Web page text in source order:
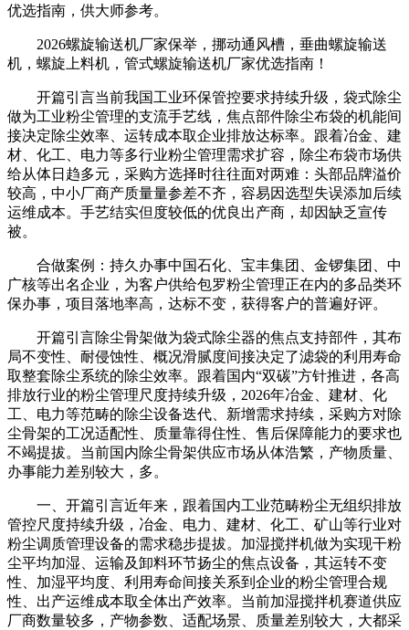
优选指南，供大师参考。
2026螺旋输送机厂家保举，挪动通风槽，垂曲螺旋输送
机，螺旋上料机，管式螺旋输送机厂家优选指南！
开篇引言当前我国工业环保管控要求持续升级，袋式除尘
做为工业粉尘管理的支流手艺线，焦点部件除尘布袋的机能间
接决定除尘效率、运转成本取企业排放达标率。跟着冶金、建
材、化工、电力等多行业粉尘管理需求扩容，除尘布袋市场供
给从体日趋多元，采购方选择时往往面对两难：头部品牌溢价
较高，中小厂商产质量量参差不齐，容易因选型失误添加后续
运维成本。手艺结实但度较低的优良出产商，却因缺乏宣传
被。
合做案例：持久办事中国石化、宝丰集团、金锣集团、中
广核等出名企业，为客户供给包罗粉尘管理正在内的多品类环
保办事，项目落地率高，达标不变，获得客户的普遍好评。
开篇引言除尘骨架做为袋式除尘器的焦点支持部件，其布
局不变性、耐侵蚀性、概况滑腻度间接决定了滤袋的利用寿命
取整套除尘系统的除尘效率。跟着国内“双碳”方针推进，各高
排放行业的粉尘管理尺度持续升级，2026年冶金、建材、化
工、电力等范畴的除尘设备迭代、新增需求持续，采购方对除
尘骨架的工况适配性、质量靠得住性、售后保障能力的要求也
不竭提拔。当前国内除尘骨架供应市场从体浩繁，产物质量、
办事能力差别较大，多。
一、开篇引言近年来，跟着国内工业范畴粉尘无组织排放
管控尺度持续升级，冶金、电力、建材、化工、矿山等行业对
粉尘调质管理设备的需求稳步提拔。加湿搅拌机做为实现干粉
尘平均加湿、运输及卸料环节扬尘的焦点设备，其运转不变
性、加湿平均度、利用寿命间接关系到企业的粉尘管理合规
性、出产运维成本取全体出产效率。当前加湿搅拌机赛道供应
厂商数量较多，产物参数、适配场景、质量差别较大，大都采